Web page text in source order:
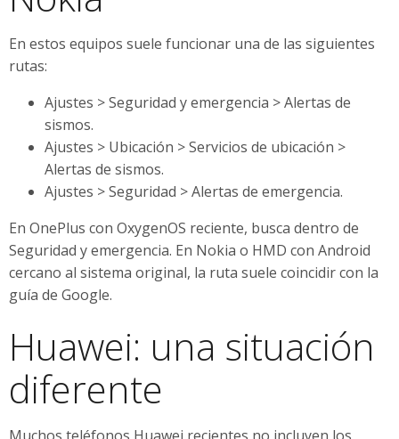
En estos equipos suele funcionar una de las siguientes
rutas:
Ajustes > Seguridad y emergencia > Alertas de
sismos.
Ajustes > Ubicación > Servicios de ubicación >
Alertas de sismos.
Ajustes > Seguridad > Alertas de emergencia.
En OnePlus con OxygenOS reciente, busca dentro de
Seguridad y emergencia. En Nokia o HMD con Android
cercano al sistema original, la ruta suele coincidir con la
guía de Google.
Huawei: una situación
diferente